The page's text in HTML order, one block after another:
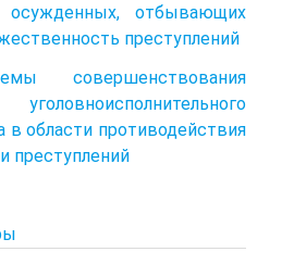
осужденных, отбывающих
преступлений
совершенствования
в области противодействия
преступлений